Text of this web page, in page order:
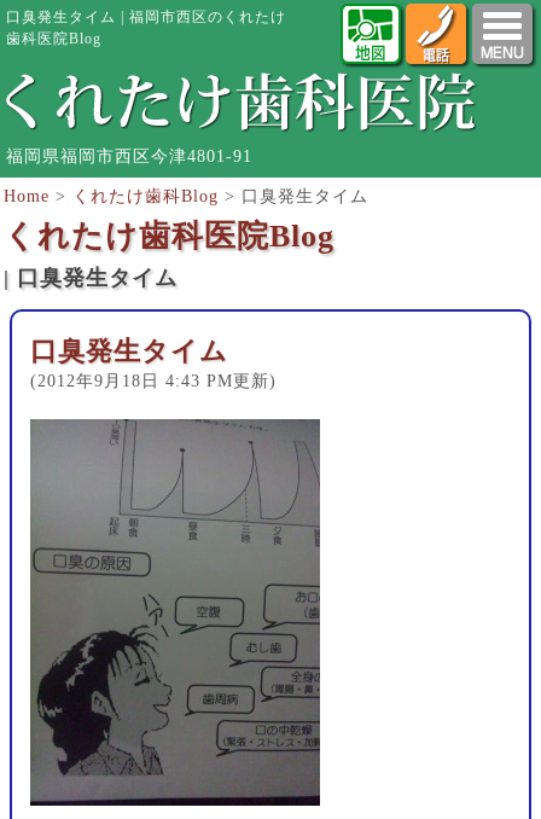
口臭発生タイム | 福岡市西区のくれたけ
歯科医院Blog
福岡県福岡市西区今津4801-91
Home > くれたけ歯科Blog > 口臭発生タイム
くれたけ歯科医院Blog
| 口臭発生タイム
口臭発生タイム
(2012年9月18日 4:43 PM更新)